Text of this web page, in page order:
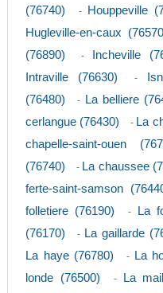
(76740)
- Houppeville
Hugleville-en-caux
(76890)
- Incheville
Intraville (76630) -
(76480)
- La belliere
cerlangue (76430)
- La
chapelle-saint-ouen
(76740)
- La chaussee
ferte-saint-samson
folletiere (76190)
- La
(76170)
- La gaillarde
La haye (76780) - La
londe (76500)
- La